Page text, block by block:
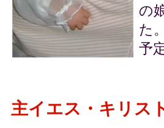
の
た
予
主イエス・キリス